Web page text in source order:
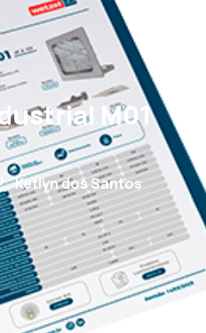
M01
Ketlyn dos Santos